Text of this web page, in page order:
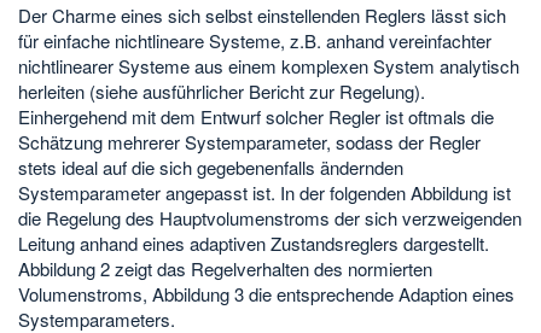
Der Charme eines sich selbst einstellenden Reglers lässt sich
für einfache nichtlineare Systeme, z.B. anhand vereinfachter
nichtlinearer Systeme aus einem komplexen System analytisch
herleiten (siehe ausführlicher Bericht zur Regelung).
Einhergehend mit dem Entwurf solcher Regler ist oftmals die
Schätzung mehrerer Systemparameter, sodass der Regler
stets ideal auf die sich gegebenenfalls ändernden
Systemparameter angepasst ist. In der folgenden Abbildung ist
die Regelung des Hauptvolumenstroms der sich verzweigenden
Leitung anhand eines adaptiven Zustandsreglers dargestellt.
Abbildung 2 zeigt das Regelverhalten des normierten
Volumenstroms, Abbildung 3 die entsprechende Adaption eines
Systemparameters.